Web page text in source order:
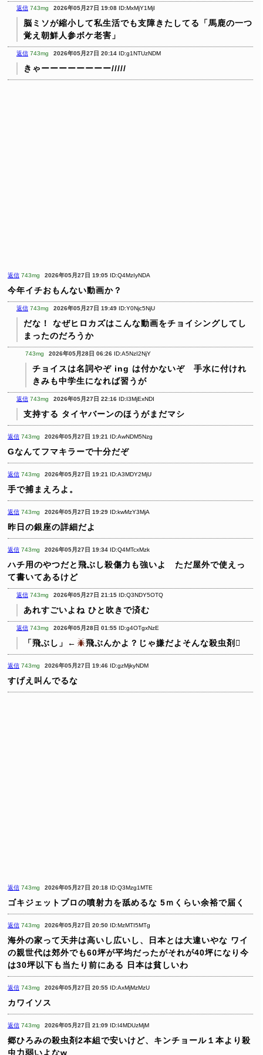
返信 743mg 2026年05月27日 19:08 ID:MxMjY1MjI
脳ミソが縮小して私生活でも支障きたしてる「馬鹿の一つ
覚え朝鮮人参ボケ老害」
返信 743mg 2026年05月27日 20:14 ID:g1NTUzNDM
きゃーーーーーーーー/////
返信 743mg 2026年05月27日 19:05 ID:Q4MzIyNDA
今年イチおもんない動画か？
返信 743mg 2026年05月27日 19:49 ID:Y0Njc5NjU
だな！
なぜヒロカズはこんな動画をチョイシングしてし
まったのだろうか
743mg 2026年05月28日 06:26 ID:A5NzI2NjY
チョイスは名詞やぞ ing は付かないぞ 手水に付けれ
きみも中学生になれば習うが
返信 743mg 2026年05月27日 22:16 ID:I3MjExNDI
支持する タイヤバーンのほうがまだマシ
返信 743mg 2026年05月27日 19:21 ID:AwNDM5Nzg
Gなんてフマキラーで十分だぞ
返信 743mg 2026年05月27日 19:21 ID:A3MDY2MjU
手で捕まえろよ。
返信 743mg 2026年05月27日 19:29 ID:kwMzY3MjA
昨日の銀座の詳細だよ
返信 743mg 2026年05月27日 19:34 ID:Q4MTcxMzk
ハチ用のやつだと飛ぶし殺傷力も強いよ ただ屋外で使えっ
て書いてあるけど
返信 743mg 2026年05月27日 21:15 ID:Q3NDY5OTQ
あれすごいよね ひと吹きで済む
返信 743mg 2026年05月28日 01:55 ID:g4OTgxNzE
「飛ぶし」← 飛ぶんかよ？じゃ嫌だよそんな殺虫剤🫩
返信 743mg 2026年05月27日 19:46 ID:gzMjkyNDM
すげえ叫んでるな
返信 743mg 2026年05月27日 20:18 ID:Q3Mzg1MTE
ゴキジェットプロの噴射力を舐めるな 5ｍくらい余裕で届く
返信 743mg 2026年05月27日 20:50 ID:MzMTI5MTg
海外の家って天井は高いし広いし、日本とは大違いやな ワイ
の親世代は郊外でも60坪が平均だったがそれが40坪になり今
は30坪以下も当たり前にある
日本は貧しいわ
返信 743mg 2026年05月27日 20:55 ID:AxMjMzMzU
カワイソス
返信 743mg 2026年05月27日 21:09 ID:I4MDUzMjM
郷ひろみの殺虫剤2本組で安いけど、キンチョール１本より殺
虫力弱いよなw